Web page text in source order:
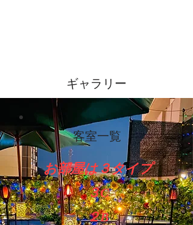
ギャラリー
客室一覧
お部屋は３タイプ
３C
２B